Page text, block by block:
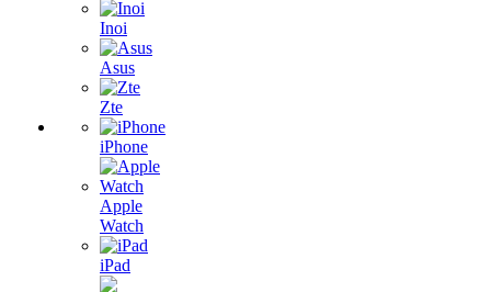
Inoi
Asus
Zte
iPhone
Apple
Watch
iPad